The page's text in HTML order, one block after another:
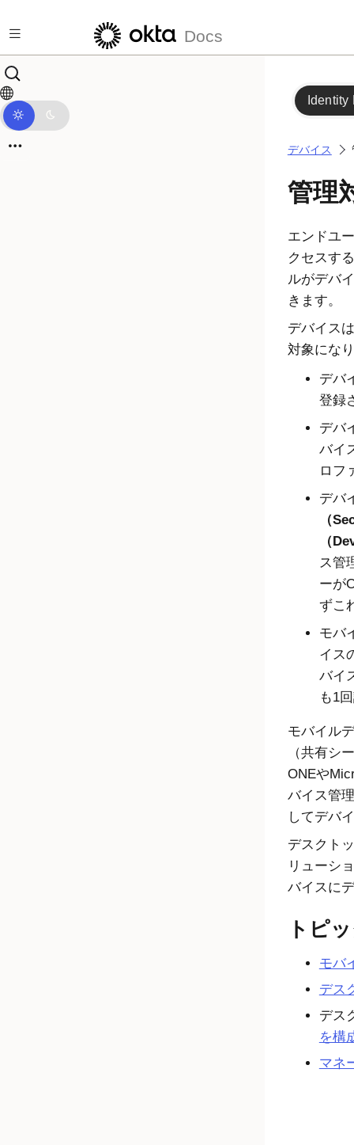
Docs
Identity
デバイス
管理
エンドユ
クセスす
ルがデバ
きます。
デバイス
対象にな
デバ
登録
デバ
バイ
ロフ
デバ
（
（
ス管
ーが
ずこ
モバ
イス
バイ
も1
モバイル
（共有シ
ONEや
バイス管理
してデバ
デスクト
リューシ
バイスに
トピ
モバ
デス
デス
を構
マネ